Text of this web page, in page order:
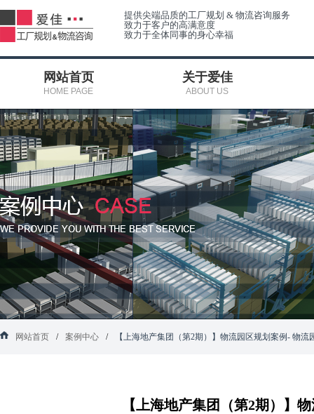
提供尖端品质的工厂规划 & 物流咨询服务
致力于客户的高满意度
致力于全体同事的身心幸福
网站首页
HOME PAGE
关于爱佳
ABOUT US
网站首页 / 案例中心 / 【上海地产集团（第2期）】物流园区规划案例- 物流
【上海地产集团（第2期）】